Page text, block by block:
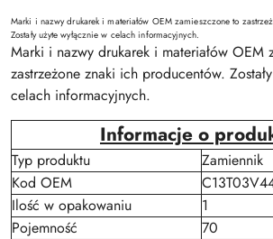
Marki i nazwy drukarek i materiałów OEM zamieszczone to
Zostały użyte wyłącznie w celach informacyjnych.
Marki i nazwy drukarek i materiałów OEM
zastrzeżone znaki ich producentów.
celach informacyjnych.
Informacje o
Typ produktu
Zamiennik
Kod OEM
Ilość w opakowaniu
1
Pojemność
70